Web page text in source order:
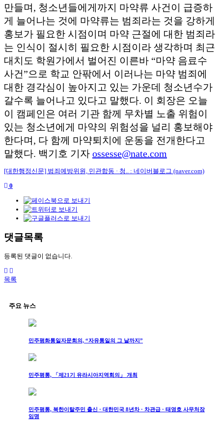
만들며, 청소년들에게까지 마약류 사건이 급증하
게 늘어나는 것에 마약류는 범죄라는 것을 강하게
홍보가 필요한 시점이며 마약 근절에 대한 범죄라
는 인식이 절시히 필요한 시점이라 생각하며 최근
대치도 학원가에서 벌어진 이른바 “마약 음료수
사건”으로 학교 안팎에서 이러나는 마약 범죄에
대한 경각심이 높아지고 있는 가운데 청소년수가
갈수록 늘어나고 있다고 말했다. 이 회장은 오늘
이 캠페인은 여러 기관 함께 무차별 노출 위험이
있는 청소년에게 마약의 위험성을 널리 홍보해야
한다며, 다 함께 마약퇴치에 운동을 전개한다고
말했다. 백기호 기자 ossesse@nate.com
[대한행정신문] 범죄예방위원, 민관합동 · 청.. : 네이버블로그 (naver.com)
0
댓글목록
등록된 댓글이 없습니다.
목록
주요 뉴스
민주평화통일자문회의, “자유통일의 그 날까지”
민주평통, 「제21기 유라시아지역회의」 개최
민주평통, 북한이탈주민 출신 · 대한민국 8년차 · 차관급 · 태영호 사무처장
임명